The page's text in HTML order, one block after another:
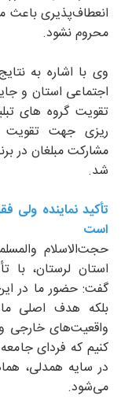
انعطاف‌پذیری باعث
محروم نشود.
وی با اشاره به
اجتماعی استان و
تقویت گروه های
ریزی جهت تقویت
مشارکت مبلغان در
شد.
تأکید نماینده ولی
است
حجت‌الاسلام
استان لرستان، با
گفت: حضور ما در
بلکه هدف اصلی
واقعیت‌های خارجی
کنیم که فردای
در سایه همدلی،
می‌شود.